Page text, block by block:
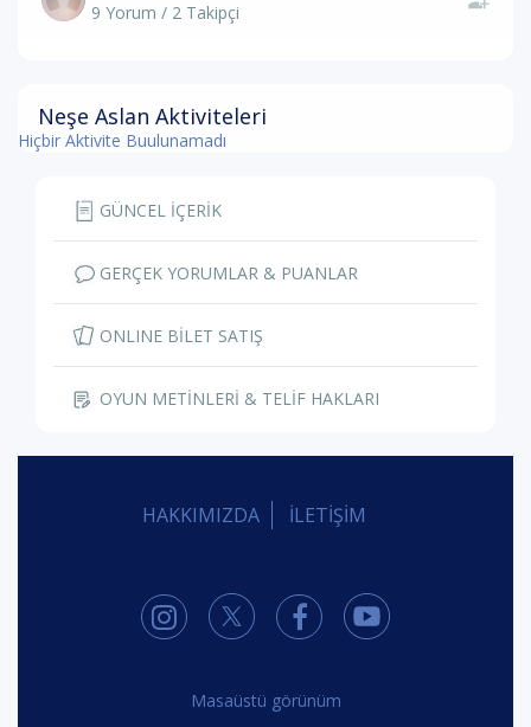
9 Yorum / 2 Takipçi
Neşe Aslan Aktiviteleri
Hiçbir Aktivite Buulunamadı
GÜNCEL İÇERİK
GERÇEK YORUMLAR & PUANLAR
ONLINE BİLET SATIŞ
OYUN METİNLERİ & TELİF HAKLARI
HAKKIMIZDA İLETİŞİM
Masaüstü görünüm